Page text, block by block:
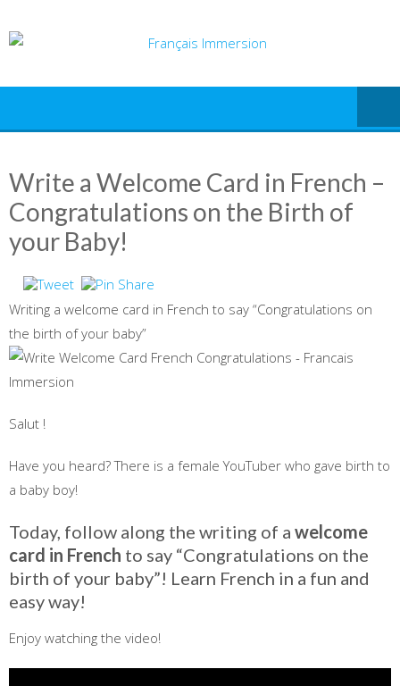
to
Write a Welcome Card in French –
Congratulations on the Birth of
your Baby!
Writing a welcome card in French to say “Congratulations on
the birth of your baby”
Salut !
Have you heard? There is a female YouTuber who gave birth to
a baby boy!
Today, follow along the writing of a welcome
card in French to say “Congratulations on the
birth of your baby”! Learn French in a fun and
easy way!
Enjoy watching the video!